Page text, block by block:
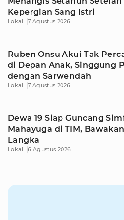
Kepergian Sang Istri
Lokal 7 Agustus 2026
Ruben Onsu Akui Tak
di Depan Anak, Singgung
dengan Sarwendah
Lokal 7 Agustus 2026
Dewa 19 Siap Guncang
Mahayuga di TIM,
Langka
Lokal 6 Agustus 2026